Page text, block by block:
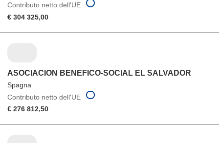
Contributo netto dell'UE
€ 304 325,00
ASOCIACION BENEFICO-SOCIAL EL SALVADOR
Spagna
Contributo netto dell'UE
€ 276 812,50